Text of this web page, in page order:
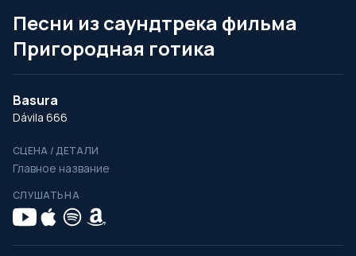
Песни из саундтрека фильма
Пригородная готика
Basura
Dávila 666
СЦЕНА / ДЕТАЛИ
Главное название
СЛУШАТЬ НА